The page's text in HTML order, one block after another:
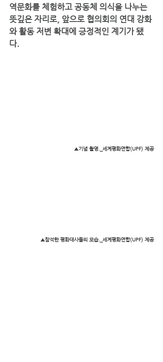
역문화를 체험하고 공동체 의식을 나누는
뜻깊은 자리로, 앞으로 협의회의 연대 강화
와 활동 저변 확대에 긍정적인 계기가 됐
다.
▲기념 촬영._세계평화연합(UPF) 제공
▲참석한 평화대사들의 모습._세계평화연합(UPF) 제공